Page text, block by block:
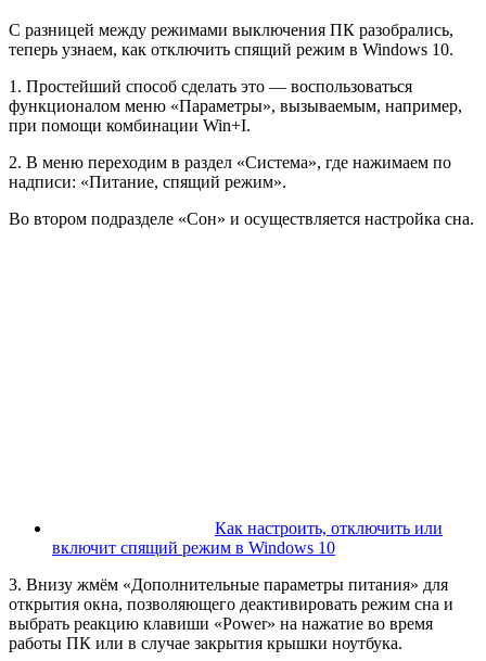
С разницей между режимами выключения ПК разобрались,
теперь узнаем, как отключить спящий режим в Windows 10.
1. Простейший способ сделать это — воспользоваться
функционалом меню «Параметры», вызываемым, например,
при помощи комбинации Win+I.
2. В меню переходим в раздел «Система», где нажимаем по
надписи: «Питание, спящий режим».
Во втором подразделе «Сон» и осуществляется настройка сна.
Как настроить, отключить или
включит спящий режим в Windows 10
3. Внизу жмём «Дополнительные параметры питания» для
открытия окна, позволяющего деактивировать режим сна и
выбрать реакцию клавиши «Power» на нажатие во время
работы ПК или в случае закрытия крышки ноутбука.